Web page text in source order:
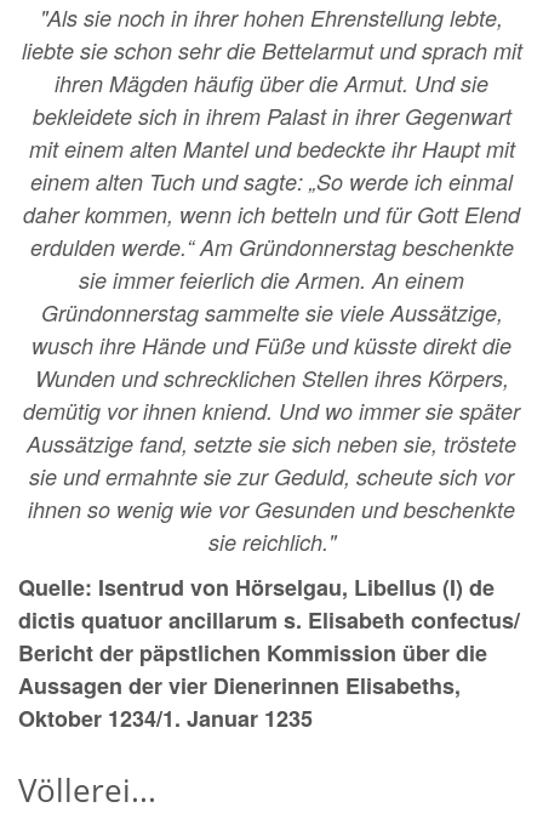
"Als sie noch in ihrer hohen Ehrenstellung lebte,
liebte sie schon sehr die Bettelarmut und sprach mit
ihren Mägden häufig über die Armut. Und sie
bekleidete sich in ihrem Palast in ihrer Gegenwart
mit einem alten Mantel und bedeckte ihr Haupt mit
einem alten Tuch und sagte: „So werde ich einmal
daher kommen, wenn ich betteln und für Gott Elend
erdulden werde.“ Am Gründonnerstag beschenkte
sie immer feierlich die Armen. An einem
Gründonnerstag sammelte sie viele Aussätzige,
wusch ihre Hände und Füße und küsste direkt die
Wunden und schrecklichen Stellen ihres Körpers,
demütig vor ihnen kniend. Und wo immer sie später
Aussätzige fand, setzte sie sich neben sie, tröstete
sie und ermahnte sie zur Geduld, scheute sich vor
ihnen so wenig wie vor Gesunden und beschenkte
sie reichlich."
Quelle: Isentrud von Hörselgau, Libellus (I) de
dictis quatuor ancillarum s. Elisabeth confectus/
Bericht der päpstlichen Kommission über die
Aussagen der vier Dienerinnen Elisabeths,
Oktober 1234/1. Januar 1235
Völlerei...